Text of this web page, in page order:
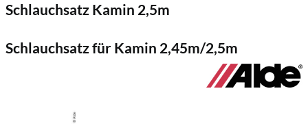
Schlauchsatz Kamin 2,5m
Schlauchsatz für Kamin 2,45m/2,5m